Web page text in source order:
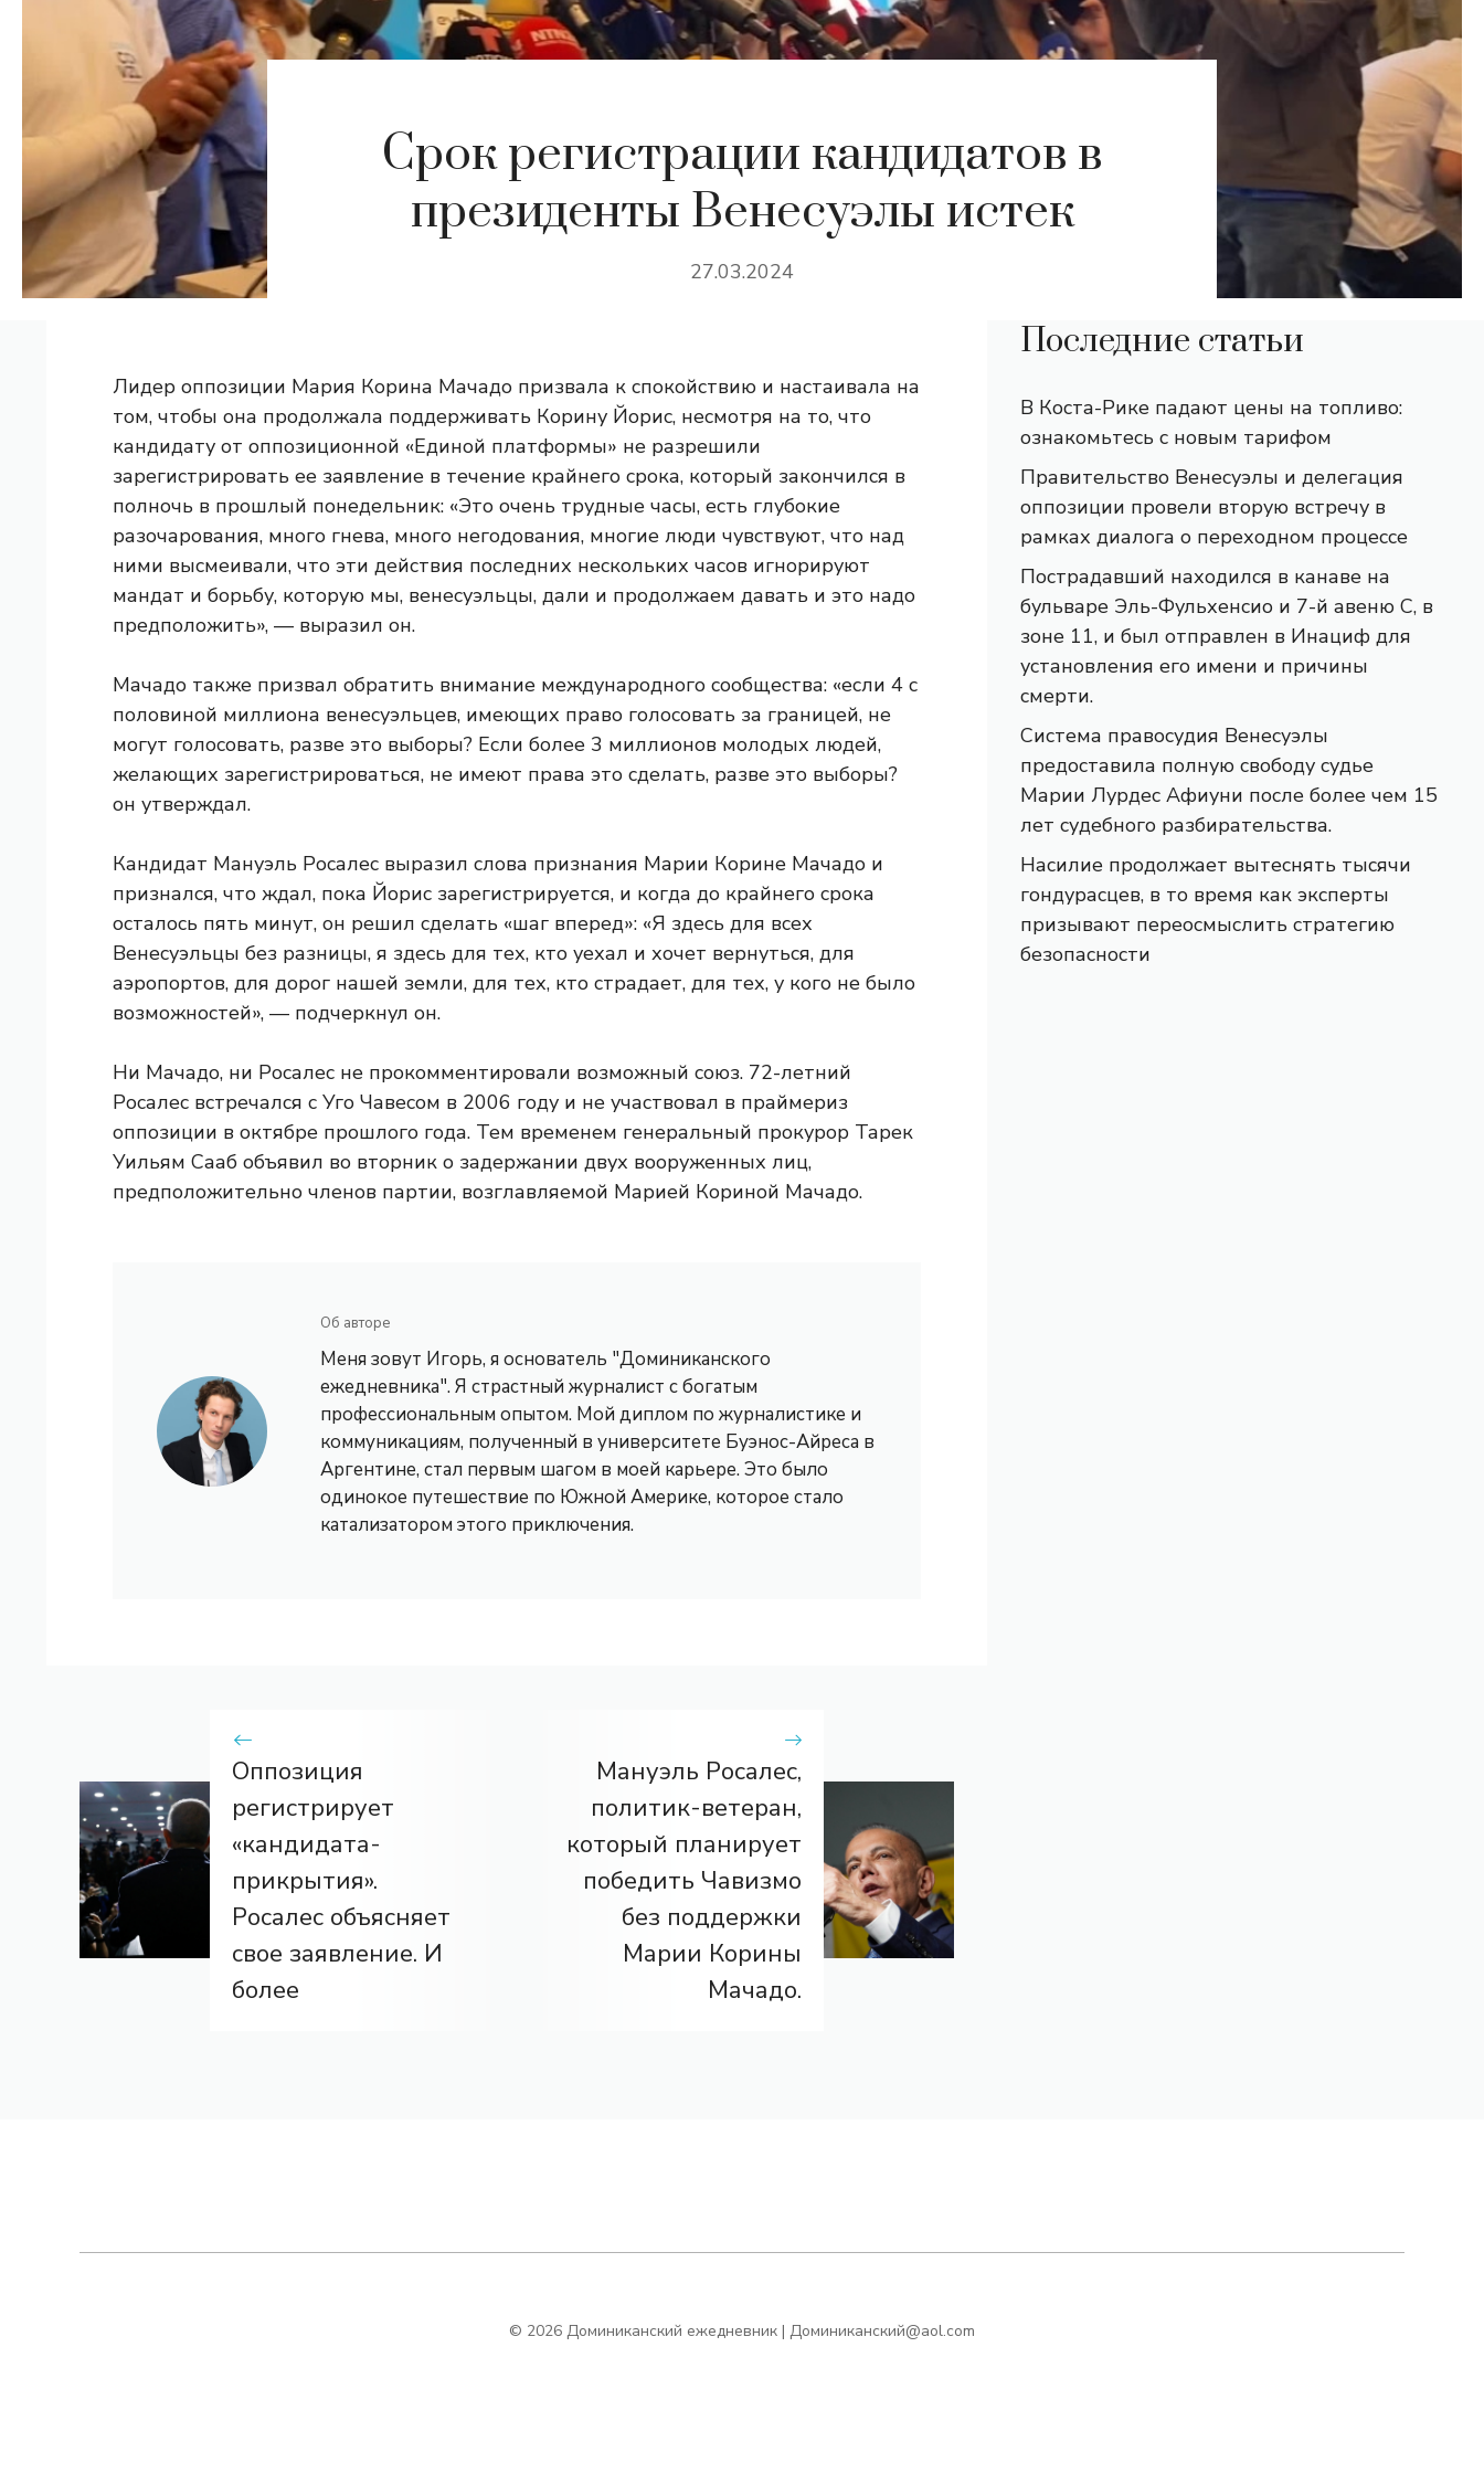
Срок регистрации кандидатов в
президенты Венесуэлы истек
27.03.2024
Лидер оппозиции Мария Корина Мачадо призвала к спокойствию и настаивала на
том, чтобы она продолжала поддерживать Корину Йорис, несмотря на то, что
кандидату от оппозиционной «Единой платформы» не разрешили
зарегистрировать ее заявление в течение крайнего срока, который закончился в
полночь в прошлый понедельник: «Это очень трудные часы, есть глубокие
разочарования, много гнева, много негодования, многие люди чувствуют, что над
ними высмеивали, что эти действия последних нескольких часов игнорируют
мандат и борьбу, которую мы, венесуэльцы, дали и продолжаем давать и это надо
предположить», — выразил он.
Мачадо также призвал обратить внимание международного сообщества: «если 4 с
половиной миллиона венесуэльцев, имеющих право голосовать за границей, не
могут голосовать, разве это выборы? Если более 3 миллионов молодых людей,
желающих зарегистрироваться, не имеют права это сделать, разве это выборы?
он утверждал.
Кандидат Мануэль Росалес выразил слова признания Марии Корине Мачадо и
признался, что ждал, пока Йорис зарегистрируется, и когда до крайнего срока
осталось пять минут, он решил сделать «шаг вперед»: «Я здесь для всех
Венесуэльцы без разницы, я здесь для тех, кто уехал и хочет вернуться, для
аэропортов, для дорог нашей земли, для тех, кто страдает, для тех, у кого не было
возможностей», — подчеркнул он.
Ни Мачадо, ни Росалес не прокомментировали возможный союз. 72-летний
Росалес встречался с Уго Чавесом в 2006 году и не участвовал в праймериз
оппозиции в октябре прошлого года. Тем временем генеральный прокурор Тарек
Уильям Сааб объявил во вторник о задержании двух вооруженных лиц,
предположительно членов партии, возглавляемой Марией Кориной Мачадо.
Об авторе
Меня зовут Игорь, я основатель "Доминиканского
ежедневника". Я страстный журналист с богатым
профессиональным опытом. Мой диплом по журналистике и
коммуникациям, полученный в университете Буэнос-Айреса в
Аргентине, стал первым шагом в моей карьере. Это было
одинокое путешествие по Южной Америке, которое стало
катализатором этого приключения.
Оппозиция
регистрирует
«кандидата-
прикрытия».
Росалес объясняет
свое заявление. И
более
Мануэль Росалес,
политик-ветеран,
который планирует
победить Чавизмо
без поддержки
Марии Корины
Мачадо.
Последние статьи
В Коста-Рике падают цены на топливо:
ознакомьтесь с новым тарифом
Правительство Венесуэлы и делегация
оппозиции провели вторую встречу в
рамках диалога о переходном процессе
Пострадавший находился в канаве на
бульваре Эль-Фульхенсио и 7-й авеню С, в
зоне 11, и был отправлен в Инациф для
установления его имени и причины
смерти.
Система правосудия Венесуэлы
предоставила полную свободу судье
Марии Лурдес Афиуни после более чем 15
лет судебного разбирательства.
Насилие продолжает вытеснять тысячи
гондурасцев, в то время как эксперты
призывают переосмыслить стратегию
безопасности
© 2026 Доминиканский ежедневник | Доминиканский@aol.com